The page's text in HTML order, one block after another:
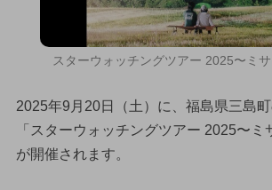
スターウォッチングツアー 2025〜ミ
2025年9月20日（土）に、福島県三島
「スターウォッチングツアー 2025〜ミ
が開催されます。